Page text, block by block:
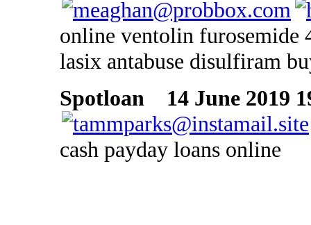
online ventolin furosemide
lasix antabuse disulfiram
Spotloan
14 June 2019
cash payday loans online